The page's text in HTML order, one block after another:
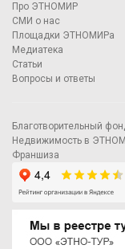
Про ЭТНОМИР
СМИ о нас
Площадки ЭТНОМИРа
Медиатека
Статьи
Вопросы и ответы
Благотворительный
Недвижимость в
Франшиза